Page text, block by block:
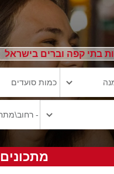
בתי קפה וברים בישראל
מתכונים